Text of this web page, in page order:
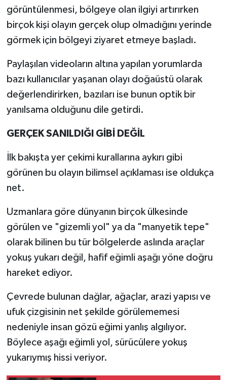
görüntülenmesi, bölgeye olan ilgiyi artırırken
birçok kişi olayın gerçek olup olmadığını yerinde
görmek için bölgeyi ziyaret etmeye başladı.
Paylaşılan videoların altına yapılan yorumlarda
bazı kullanıcılar yaşanan olayı doğaüstü olarak
değerlendirirken, bazıları ise bunun optik bir
yanılsama olduğunu dile getirdi.
GERÇEK SANILDIĞI GİBİ DEĞİL
İlk bakışta yer çekimi kurallarına aykırı gibi
görünen bu olayın bilimsel açıklaması ise oldukça
net.
Uzmanlara göre dünyanın birçok ülkesinde
görülen ve "gizemli yol" ya da "manyetik tepe"
olarak bilinen bu tür bölgelerde aslında araçlar
yokuş yukarı değil, hafif eğimli aşağı yöne doğru
hareket ediyor.
Çevrede bulunan dağlar, ağaçlar, arazi yapısı ve
ufuk çizgisinin net şekilde görülememesi
nedeniyle insan gözü eğimi yanlış algılıyor.
Böylece aşağı eğimli yol, sürücülere yokuş
yukarıymış hissi veriyor.